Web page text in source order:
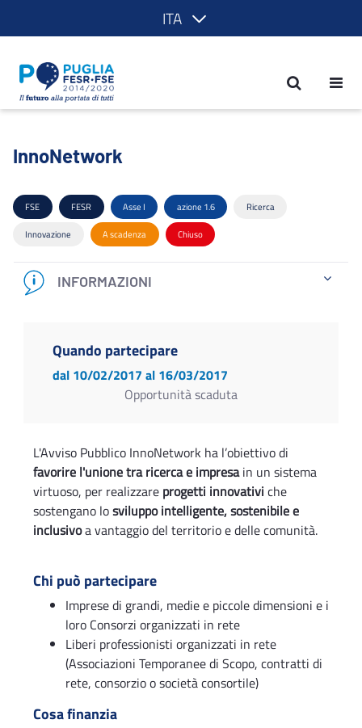
ITA
InnoNetwork - POR Puglia 2014-2020
InnoNetwork
FSE FESR Asse I azione 1.6 Ricerca
Innovazione A scadenza Chiuso
INFORMAZIONI
Quando partecipare
dal 10/02/2017 al 16/03/2017
Opportunità scaduta
L'Avviso Pubblico InnoNetwork ha l’obiettivo di
favorire l'unione tra ricerca e impresain un sistema
virtuoso, per realizzare progetti innovativi che
sostengano losviluppo intelligente, sostenibile e
inclusivoa vantaggio del territorio e delle comunità.
Chi può partecipare
Imprese di grandi, medie e piccole dimensioni e i
loro Consorzi organizzati in rete
Liberi professionisti organizzati in rete
(Associazioni Temporanee di Scopo, contratti di
rete, consorzio o società consortile)
Cosa finanzia